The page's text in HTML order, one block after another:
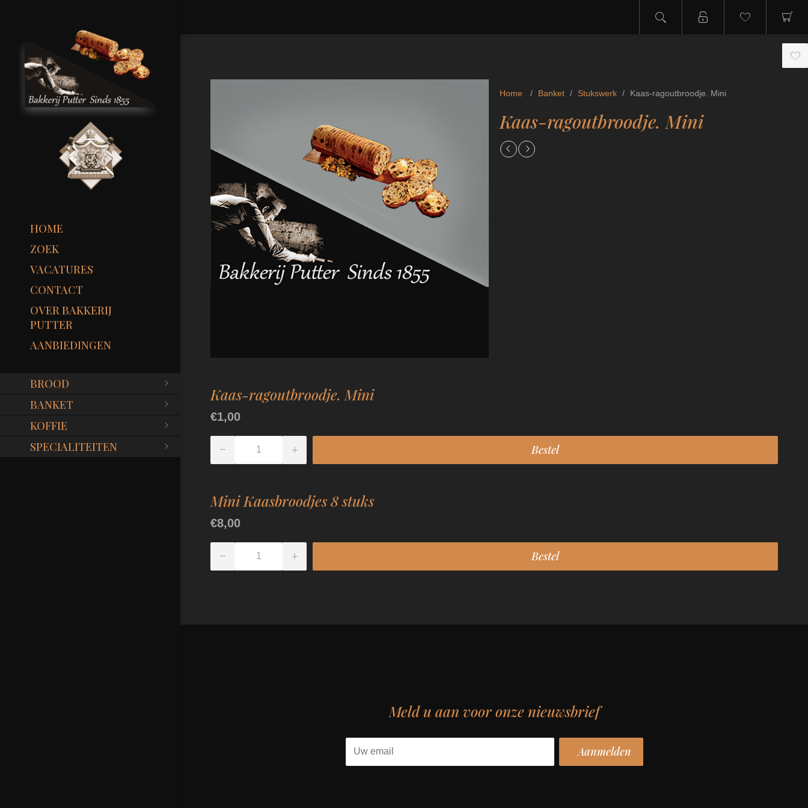
HOME
ZOEK
VACATURES
CONTACT
OVER BAKKERIJ
PUTTER
AANBIEDINGEN
BROOD
BANKET
KOFFIE
SPECIALITEITEN
Home / Banket / Stukswerk / Kaas-ragoutbroodje. Mini
Kaas-ragoutbroodje. Mini
Kaas-ragoutbroodje. Mini
€1,00
Mini Kaasbroodjes 8 stuks
€8,00
Meld u aan voor onze nieuwsbrief